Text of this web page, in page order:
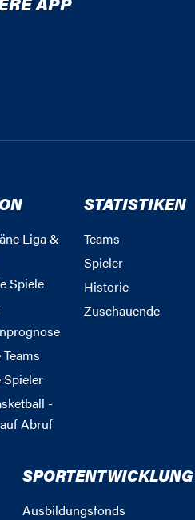
Liga &
Spiele
Spieler
-
Abruf
STATISTIKEN
Teams
Spieler
Historie
Zuschauende
SPORTENTWICKLUNG
Ausbildungsfonds